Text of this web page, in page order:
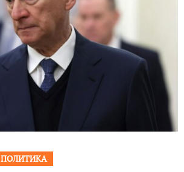
ПОЛИТИКА